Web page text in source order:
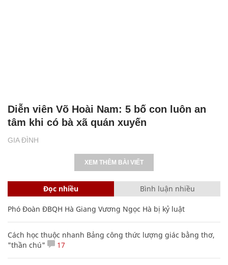
GIA ĐÌNH
Diễn viên Võ Hoài Nam: 5 bố con luôn an
tâm khi có bà xã quán xuyến
XEM THÊM BÀI VIẾT
Đọc nhiều Bình luận nhiều
Phó Đoàn ĐBQH Hà Giang Vương Ngọc Hà bị kỷ luật
Cách học thuộc nhanh Bảng công thức lượng giác bằng thơ,
"thần chú"
17